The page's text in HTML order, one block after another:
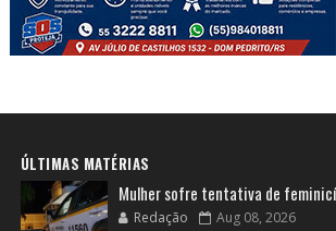
ÚLTIMAS MATÉRIAS
Mulher sofre tentativa de
Redação Aug 08, 2026